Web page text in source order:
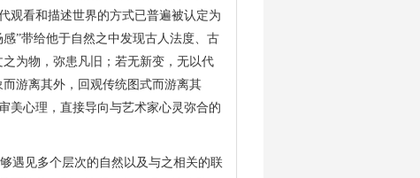
观看和描述世界的方式已普遍被认定为
”带给他于自然之中发现古人法度、古
为物，弥患凡旧；若无新变，无以代
游离其外，回观传统图式而游离其
美心理，直接导向与艺术家心灵弥合的
遇见多个层次的自然以及与之相关的联